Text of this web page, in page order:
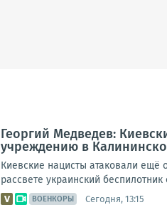
Георгий Медведев:
учреждению в
Киевские нацисты атаковали ещё
рассвете украинский
ВОЕНКОРЫ Сегодня, 13:15